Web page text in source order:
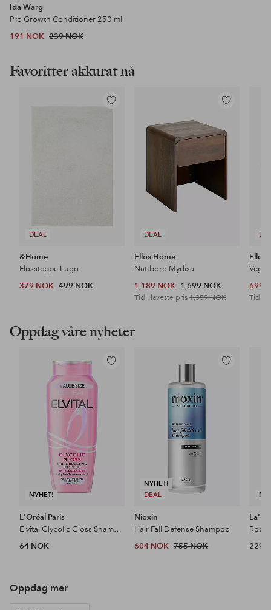
Ida Warg
Pro Growth Conditioner 250 ml
191 NOK 239 NOK
Favoritter akkurat nå
DEAL
Legg
&Home
Flossteppe Lugo
379 NOK 499 NOK
DEAL
Legg
favoritter
Ellos Home
Nattbord Mydisa
1,189 NOK 1,699 NOK
Tidl. laveste pris1,359 NOK
Ellos
699
Tidl.
Oppdag våre nyheter
NYHET!
Legg
L'Oréal Paris
Elvital Glycolic Gloss Shampoo For Dull Hair
64 NOK
NYHET!
DEAL
Legg
Nioxin
Hair Fall Defense Shampoo
604 NOK 755 NOK 229
Oppdag mer